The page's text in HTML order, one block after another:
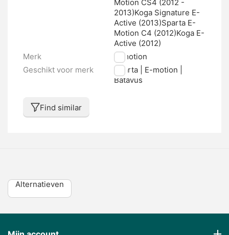
Motion CS4 (2012 -
2013)Koga Signature E-
Active (2013)Sparta E-
Motion C4 (2012)Koga E-
Active (2012)
Merk
E-motion
Geschikt voor merk
Sparta | E-motion |
Batavus
Find similar
Alternatieven